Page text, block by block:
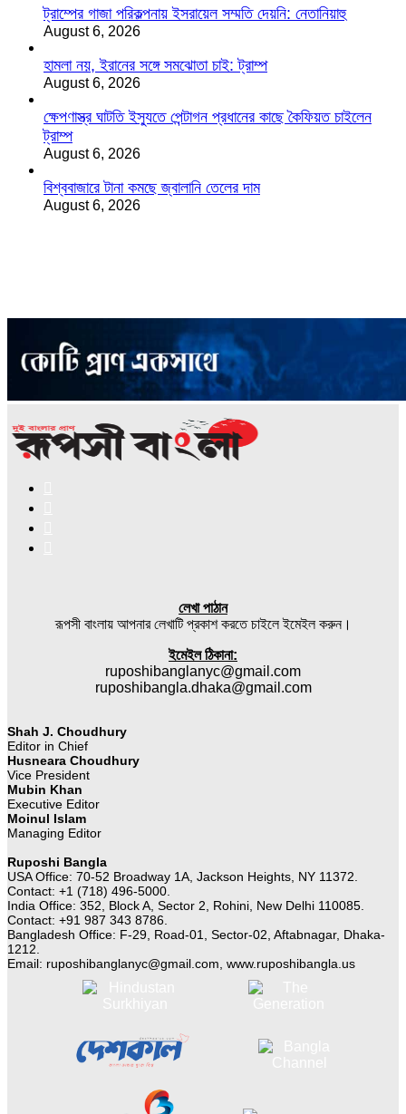
ট্রাম্পের গাজা পরিকল্পনায় ইসরায়েল সম্মতি দেয়নি: নেতানিয়াহু
August 6, 2026
হামলা নয়, ইরানের সঙ্গে সমঝোতা চাই: ট্রাম্প
August 6, 2026
ক্ষেপণাস্ত্র ঘাটতি ইস্যুতে পেন্টাগন প্রধানের কাছে কৈফিয়ত চাইলেন
ট্রাম্প
August 6, 2026
বিশ্ববাজারে টানা কমছে জ্বালানি তেলের দাম
August 6, 2026
লেখা পাঠান
রূপসী বাংলায় আপনার লেখাটি প্রকাশ করতে চাইলে ইমেইল করুন।
ইমেইল ঠিকানা:
ruposhibanglanyc@gmail.com
ruposhibangla.dhaka@gmail.com
Shah J. Choudhury
Editor in Chief
Husneara Choudhury
Vice President
Mubin Khan
Executive Editor
Moinul Islam
Managing Editor
Ruposhi Bangla
USA Office: 70-52 Broadway 1A, Jackson Heights, NY 11372.
Contact:‭ +1 (718) 496-5000.
India Office: 352, Block A, Sector 2, Rohini, New Delhi 110085.
Contact: +91 987 343 8786.
Bangladesh Office: F-29, Road-01, Sector-02, Aftabnagar, Dhaka-
1212.
Email: ruposhibanglanyc@gmail.com, www.ruposhibangla.us